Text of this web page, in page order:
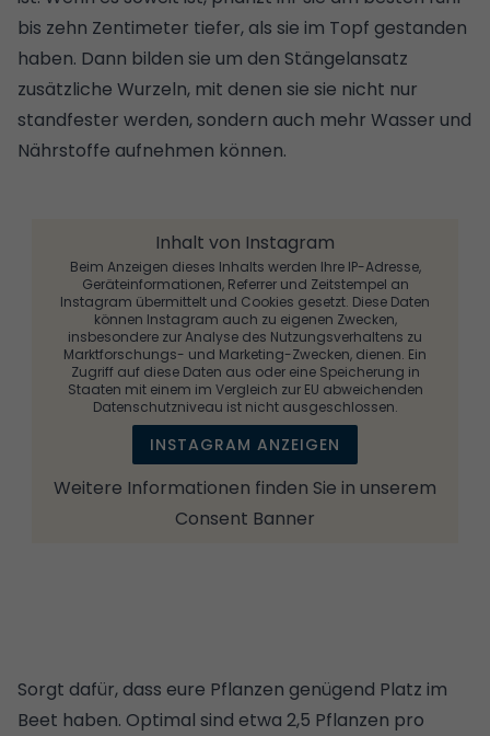
bis zehn Zentimeter tiefer, als sie im Topf gestanden
haben. Dann bilden sie um den Stängelansatz
zusätzliche Wurzeln, mit denen sie sie nicht nur
standfester werden, sondern auch mehr Wasser und
Nährstoffe aufnehmen können.
Inhalt von Instagram
Beim Anzeigen dieses Inhalts werden Ihre IP-Adresse,
Geräteinformationen, Referrer und Zeitstempel an
Instagram übermittelt und Cookies gesetzt. Diese Daten
können Instagram auch zu eigenen Zwecken,
insbesondere zur Analyse des Nutzungsverhaltens zu
Marktforschungs- und Marketing-Zwecken, dienen. Ein
Zugriff auf diese Daten aus oder eine Speicherung in
Staaten mit einem im Vergleich zur EU abweichenden
Datenschutzniveau ist nicht ausgeschlossen.
INSTAGRAM ANZEIGEN
Weitere Informationen finden Sie in unserem
Consent Banner
Sorgt dafür, dass eure Pflanzen genügend Platz im
Beet haben. Optimal sind etwa 2,5 Pflanzen pro